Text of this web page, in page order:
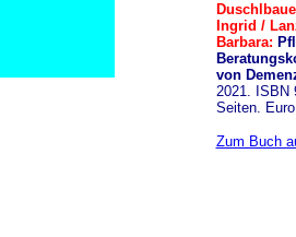
Ingrid /
Barbara:
von
2021. ISBN
Seiten.
Zum Buch